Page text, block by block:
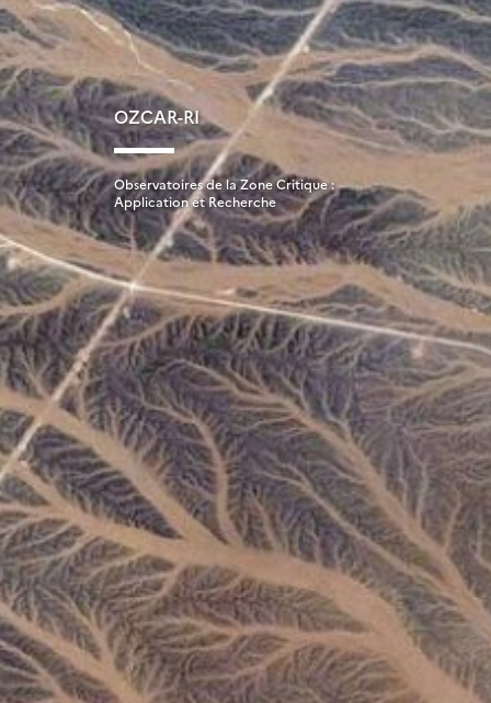
OZCAR-RI
Observatoires de la Zone Critique :
Application et Recherche